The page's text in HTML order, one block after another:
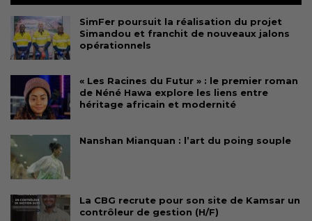
SimFer poursuit la réalisation du projet
Simandou et franchit de nouveaux jalons
opérationnels
« Les Racines du Futur » : le premier roman
de Néné Hawa explore les liens entre
héritage africain et modernité
Nanshan Mianquan : l’art du poing souple
La CBG recrute pour son site de Kamsar un
contrôleur de gestion (H/F)